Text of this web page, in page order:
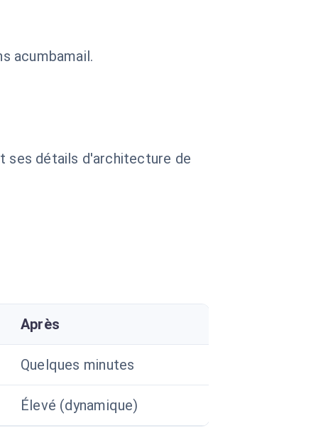
acumbamail.
ses détails d'architecture de
Après
Quelques minutes
Élevé (dynamique)